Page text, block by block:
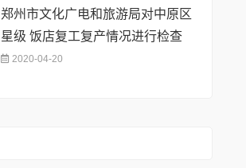
郑州市文化广电和旅游局对中原区
星级 饭店复工复产情况进行检查
2020-04-20